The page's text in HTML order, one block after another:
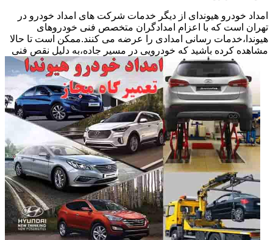
امداد خودرو هیوندای از دیگر خدمات شرکت های امداد خودرو در
تهران است که با اعزام امدادگران متخصص فنی خودروهای
هیوندا،خدمات رسانی امدادی را عرضه می کنند.ممکن است تا حالا
مشاهده کرده باشید که خودرویی در مسیر جاده،به دلیل نقص فنی